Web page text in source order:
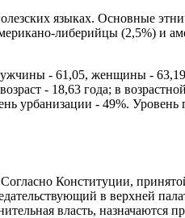
языках. Основные
либерийцы (2,5%) и
- 61,05, женщины -
- 18,63 года; в
урбанизации - 49%.
Конституции,
в верхней
власть, назначаются